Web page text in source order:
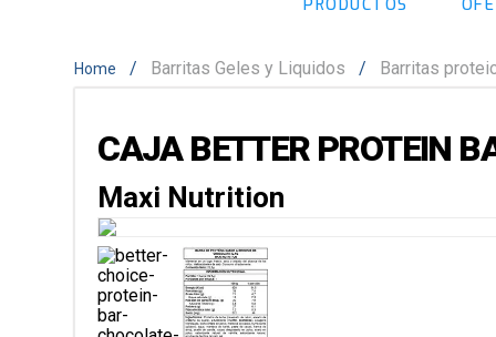
PRODUCTOS
Barritas Geles y Liquidos Barritas
CAJA BETTER PROTEIN
Maxi Nutrition